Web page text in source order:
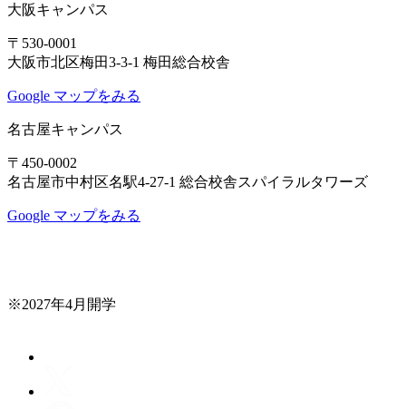
大阪キャンパス
〒530-0001
大阪市北区梅田3-3-1 梅田総合校舎
Google マップをみる
名古屋キャンパス
〒450-0002
名古屋市中村区名駅4-27-1 総合校舎スパイラルタワーズ
Google マップをみる
※2027年4月開学